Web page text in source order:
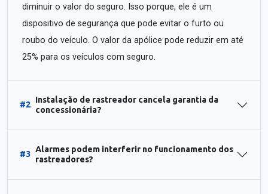
diminuir o valor do seguro. Isso porque, ele é um
dispositivo de segurança que pode evitar o furto ou
roubo do veículo. O valor da apólice pode reduzir em até
25% para os veículos com seguro.
#2
Instalação de rastreador cancela garantia da
concessionária?
#3
Alarmes podem interferir no funcionamento dos
rastreadores?